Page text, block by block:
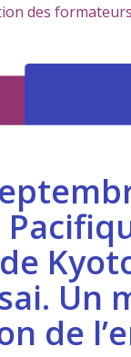
des formateurs
Un
de